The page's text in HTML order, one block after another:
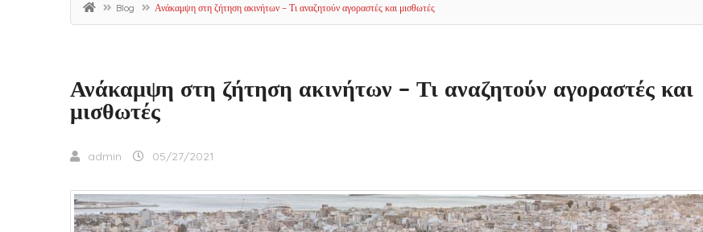
Blog Ανάκαμψη στη ζήτηση ακινήτων – Τι αναζητούν αγοραστές και μισθωτές
Ανάκαμψη στη ζήτηση ακινήτων – Τι αναζητούν αγοραστές και
μισθωτές
admin 05/27/2021